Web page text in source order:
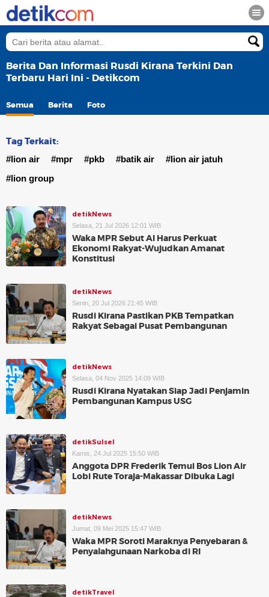
Berita Dan Informasi Rusdi Kirana Terkini Dan
Terbaru Hari Ini - Detikcom
Semua Berita Foto
Tag Terkait:
#lion air #mpr #pkb #batik air
#lion air jatuh
#lion group
detikNews
Selasa, 21 Jul 2026 12:01 WIB
Waka MPR Sebut AI Harus Perkuat
Ekonomi Rakyat-Wujudkan Amanat
Konstitusi
detikNews
Senin, 20 Jul 2026 21:45 WIB
Rusdi Kirana Pastikan PKB Tempatkan
Rakyat Sebagai Pusat Pembangunan
detikNews
Selasa, 04 Nov 2025 14:09 WIB
Rusdi Kirana Nyatakan Siap Jadi Penjamin
Pembangunan Kampus USG
detikSulsel
Kamis, 24 Jul 2025 15:50 WIB
Anggota DPR Frederik Temui Bos Lion Air
Lobi Rute Toraja-Makassar Dibuka Lagi
detikNews
Jumat, 09 Mei 2025 15:47 WIB
Waka MPR Soroti Maraknya Penyebaran &
Penyalahgunaan Narkoba di RI
detikTravel